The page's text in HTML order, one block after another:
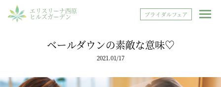
エリスリーナ西原
ヒルズガーデン ブライダルフェア
ベールダウンの素敵な意味♡
2021.01/17